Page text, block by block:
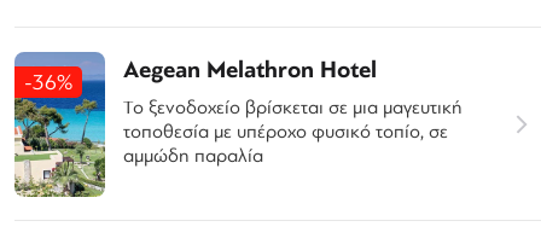
-36% Aegean Melathron Hotel
Το ξενοδοχείο βρίσκεται σε μια μαγευτική
τοποθεσία με υπέροχο φυσικό τοπίο, σε
αμμώδη παραλία